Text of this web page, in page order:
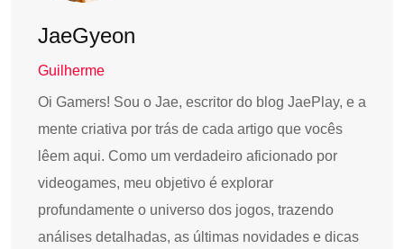
JaeGyeon
Guilherme
Oi Gamers! Sou o Jae, escritor do blog JaePlay, e a
mente criativa por trás de cada artigo que vocês
lêem aqui. Como um verdadeiro aficionado por
videogames, meu objetivo é explorar
profundamente o universo dos jogos, trazendo
análises detalhadas, as últimas novidades e dicas